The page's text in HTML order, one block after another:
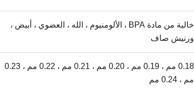
خالية من مادة BPA ، الألومنيوم ، الله ، العضوي ، أبيض ،
ورنيش صاف
0.18 مم ، 0.19 مم ، 0.20 مم ، 0.21 مم ، 0.22 مم ، 0.23
مم ، 0.24 مم